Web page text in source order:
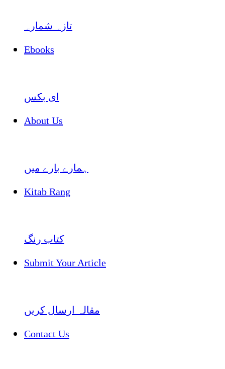
تازہ شمارہ
Ebooks
ای بکس
About Us
ہمارے بارے میں
Kitab Rang
کتاب رنگ
Submit Your Article
مقالہ ارسال کریں
Contact Us